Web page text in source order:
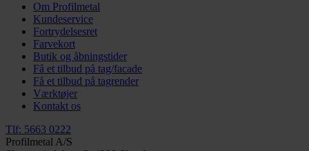
Om Profilmetal
Kundeservice
Fortrydelsesret
Farvekort
Butik og åbningstider
Få et tilbud på tag/facade
Få et tilbud på tagrender
Værktøjer
Kontakt os
Tlf: 5663 0222
Profilmetal A/S